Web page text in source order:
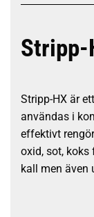
Stripp-
Stripp-HX är
användas i
effektivt
oxid, sot, koks
kall men även